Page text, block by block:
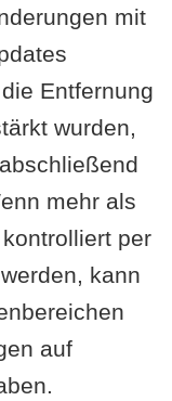
mit
Entfernung
wurden,
mehr als
per
kann
auf